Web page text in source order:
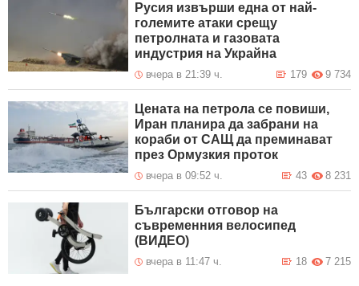
Русия извърши една от най-
големите атаки срещу
петролната и газовата
индустрия на Украйна
вчера в 21:39 ч. 9 734
179
Цената на петрола се повиши,
Иран планира да забрани на
кораби от САЩ да преминават
през Ормузкия проток
вчера в 09:52 ч. 8 231
43
Български отговор на
съвременния велосипед
(ВИДЕО)
вчера в 11:47 ч. 7 215
18